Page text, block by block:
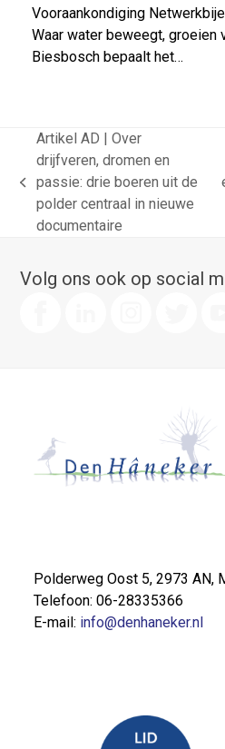
Vooraankondiging
Waar water beweegt, groeien
Biesbosch bepaalt het…
previous
post:
Artikel AD | Over
drijfveren, dromen en
passie: drie boeren uit de
polder centraal in nieuwe
documentaire
Volg ons ook op social
Polderweg Oost 5, 2973 AN,
Telefoon: 06-28335366
E-mail: info@denhaneker.nl